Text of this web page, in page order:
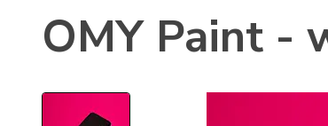
OMY Paint -